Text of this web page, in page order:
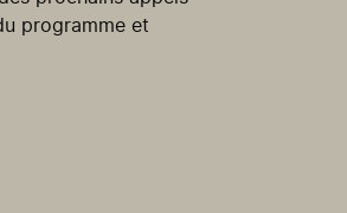
programme et